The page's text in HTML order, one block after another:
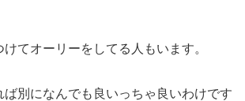
てオーリーをしてる人もいます。
ば別になんでも良いっちゃ良いわけです